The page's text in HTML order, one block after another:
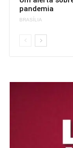
pandemia
BRASÍLIA